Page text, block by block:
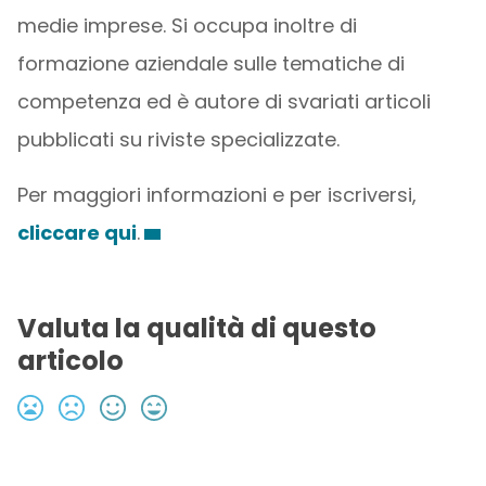
medie imprese. Si occupa inoltre di
formazione aziendale sulle tematiche di
competenza ed è autore di svariati articoli
pubblicati su riviste specializzate.
Per maggiori informazioni e per iscriversi,
cliccare qui.
Valuta la qualità di questo
articolo